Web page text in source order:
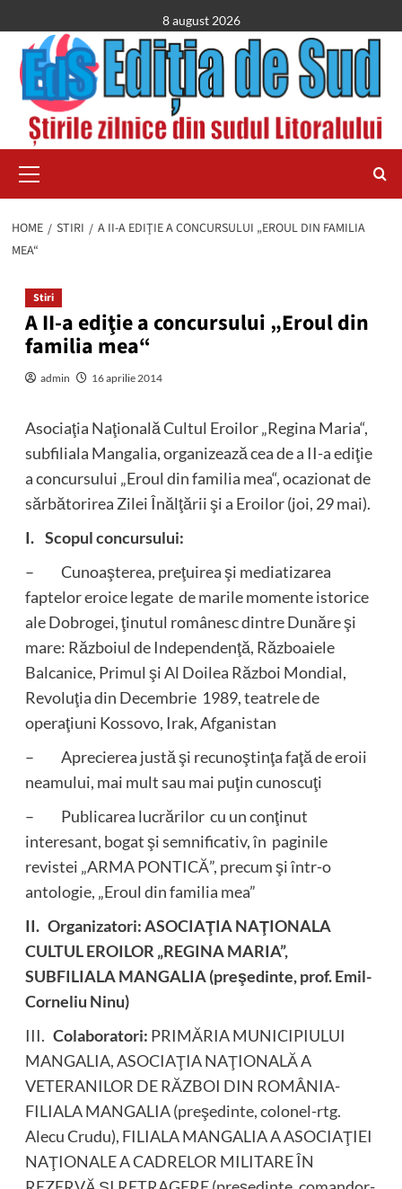
to
content
8 august 2026
Menu
HOME STIRI
A II-A EDIŢIE A CONCURSULUI „EROUL DIN FAMILIA
MEA“
Stiri
A II-a ediţie a concursului „Eroul din
familia mea“
admin 16 aprilie 2014
Asociaţia Naţională Cultul Eroilor „Regina Maria“,
subfiliala Mangalia, organizează cea de a II-a ediţie
a concursului „Eroul din familia mea“, ocazionat de
sărbătorirea Zilei Înălţării şi a Eroilor (joi, 29 mai).
I. Scopul concursului:
– Cunoaşterea, preţuirea şi mediatizarea
faptelor eroice legate de marile momente istorice
ale Dobrogei, ţinutul românesc dintre Dunăre şi
mare: Războiul de Independenţă, Războaiele
Balcanice, Primul şi Al Doilea Război Mondial,
Revoluţia din Decembrie 1989, teatrele de
operaţiuni Kossovo, Irak, Afganistan
– Aprecierea justă şi recunoştinţa faţă de eroii
neamului, mai mult sau mai puţin cunoscuţi
– Publicarea lucrărilor cu un conţinut
interesant, bogat şi semnificativ, în paginile
revistei „ARMA PONTICĂ”, precum şi într-o
antologie, „Eroul din familia mea”
II. Organizatori: ASOCIAŢIA NAŢIONALA
CULTUL EROILOR „REGINA MARIA”,
SUBFILIALA MANGALIA (preşedinte, prof. Emil-
Corneliu Ninu)
III. Colaboratori: PRIMĂRIA MUNICIPIULUI
MANGALIA, ASOCIAŢIA NAŢIONALĂ A
VETERANILOR DE RĂZBOI DIN ROMÂNIA-
FILIALA MANGALIA (preşedinte, colonel-rtg.
Alecu Crudu), FILIALA MANGALIA A ASOCIAŢIEI
NAŢIONALE A CADRELOR MILITARE ÎN